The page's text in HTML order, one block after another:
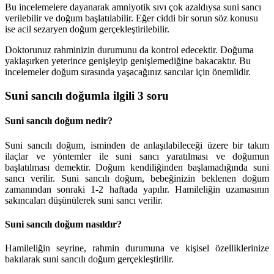
Bu incelemelere dayanarak amniyotik sıvı çok azaldıysa suni sancı
verilebilir ve doğum başlatılabilir. Eğer ciddi bir sorun söz konusu
ise acil sezaryen doğum gerçekleştirilebilir.
Doktorunuz rahminizin durumunu da kontrol edecektir. Doğuma
yaklaşırken yeterince genişleyip genişlemediğine bakacaktır. Bu
incelemeler doğum sırasında yaşacağınız sancılar için önemlidir.
Suni sancılı doğumla ilgili 3 soru
Suni sancılı doğum nedir?
Suni sancılı doğum, isminden de anlaşılabileceği üzere bir takım
ilaçlar ve yöntemler ile suni sancı yaratılması ve doğumun
başlatılması demektir. Doğum kendiliğinden başlamadığında suni
sancı verilir. Suni sancılı doğum, bebeğinizin beklenen doğum
zamanından sonraki 1-2 haftada yapılır. Hamileliğin uzamasının
sakıncaları düşünülerek suni sancı verilir.
Suni sancılı doğum nasıldır?
Hamileliğin seyrine, rahmin durumuna ve kişisel özelliklerinize
bakılarak suni sancılı doğum gerçekleştirilir.